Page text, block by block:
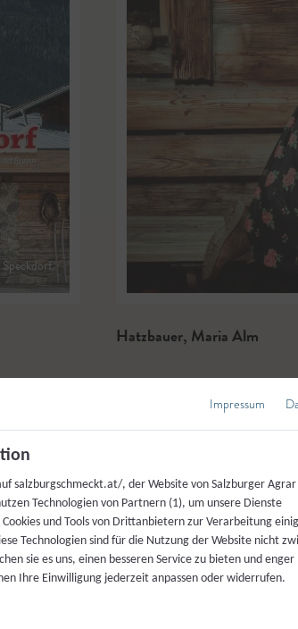
Hatzbauer, Maria Alm
Impressum
salzburgschmeckt.at/, der Website von Salzburger Agrar
Technologien von Partnern (1), um unsere Dienste
und Tools von Drittanbietern zur Verarbeitung
Technologien sind für die Nutzung der Website nicht
sie es uns, einen besseren Service zu bieten und
Ihre Einwilligung jederzeit anpassen oder widerrufen.